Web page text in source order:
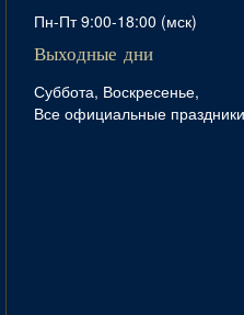
Пн-Пт 9:00-18:00 (мск)
Выходные дни
Суббота, Воскресенье,
Все официальные праздники